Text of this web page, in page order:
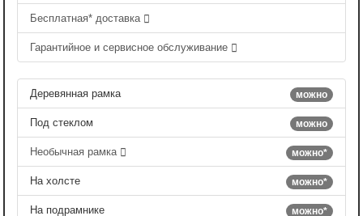
Бесплатная* доставка
Гарантийное и сервисное обслуживание
можно
Деревянная рамка
можно
Под стеклом
можно*
Необычная рамка
можно*
На холсте
можно*
На подрамнике